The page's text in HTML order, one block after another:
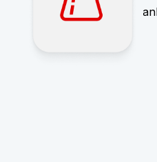
bankomatů ve sdílené